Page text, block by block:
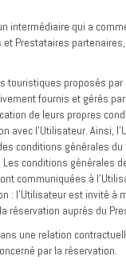
intermédiaire qui a
Prestataires
touristiques proposés par
fournis et gérés
de leurs propres
avec l’Utilisateur. Ainsi,
conditions générales
conditions générales
communiquées à
: l’Utilisateur est invité à
réservation auprès du
une relation
par la réservation.